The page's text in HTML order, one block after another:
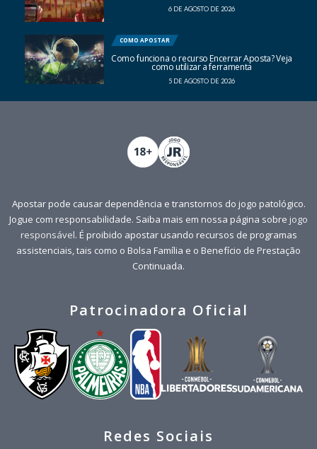
6 DE AGOSTO DE 2026
COMO APOSTAR
Como funciona o recurso Encerrar Aposta? Veja
como utilizar a ferramenta
5 DE AGOSTO DE 2026
Apostar pode causar dependência e transtornos do jogo patológico.
Jogue com responsabilidade. Saiba mais em nossa página sobre jogo
responsável. É proibido apostar usando recursos de programas
assistenciais, tais como o Bolsa Família e o Benefício de Prestação
Continuada.
Patrocinadora Oficial
Redes Sociais